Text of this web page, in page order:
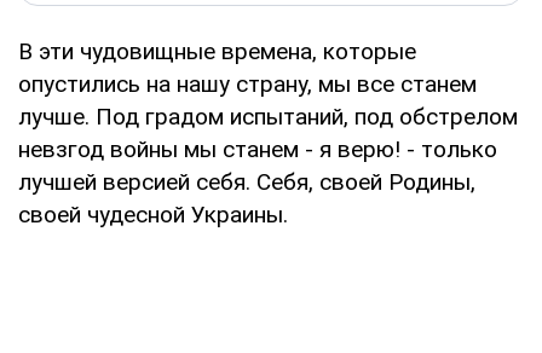
В эти чудовищные времена, которые
опустились на нашу страну, мы все станем
лучше. Под градом испытаний, под обстрелом
невзгод войны мы станем - я верю! - только
лучшей версией себя. Себя, своей Родины,
своей чудесной Украины.